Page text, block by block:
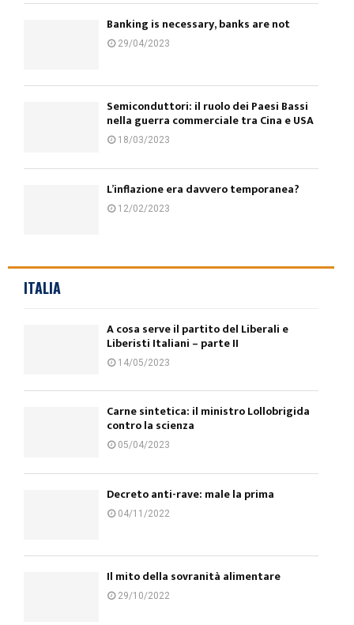
Banking is necessary, banks are not
29/04/2023
Semiconduttori: il ruolo dei Paesi Bassi
nella guerra commerciale tra Cina e USA
18/03/2023
L’inflazione era davvero temporanea?
12/02/2023
ITALIA
A cosa serve il partito del Liberali e
Liberisti Italiani – parte II
14/05/2023
Carne sintetica: il ministro Lollobrigida
contro la scienza
05/04/2023
Decreto anti-rave: male la prima
04/11/2022
Il mito della sovranità alimentare
29/10/2022